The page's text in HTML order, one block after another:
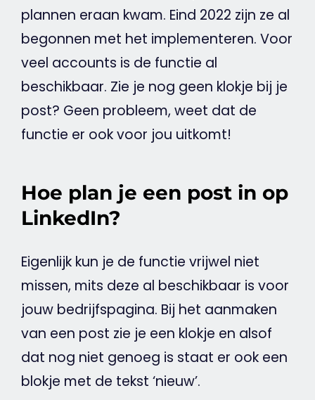
plannen eraan kwam. Eind 2022 zijn ze al
begonnen met het implementeren. Voor
veel accounts is de functie al
beschikbaar. Zie je nog geen klokje bij je
post? Geen probleem, weet dat de
functie er ook voor jou uitkomt!
Hoe plan je een post in op
LinkedIn?
Eigenlijk kun je de functie vrijwel niet
missen, mits deze al beschikbaar is voor
jouw bedrijfspagina. Bij het aanmaken
van een post zie je een klokje en alsof
dat nog niet genoeg is staat er ook een
blokje met de tekst ‘nieuw’.